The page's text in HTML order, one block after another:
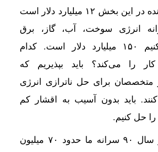
درآمد سال آینده در این بخش ۱۲ میلیارد دلار است
انرژی سوخت، آب، گاز، برق
مصرف می‌کنیم ۱۵۰ میلیارد دلار است. کدام
را می‌کند؟ باید بپذیریم که
متخصصان برای حل ناترازی انرژی
کنند. باید بدون آسیب به اقشار کم
حل کنیم.
وی گفت: در سال ۹۰ سرانه ما حدود ۷۰ میلیون